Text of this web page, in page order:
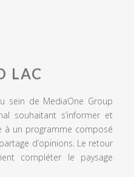
LAC
sein de MediaOne Group
souhaitant s’informer et
à un programme composé
d’opinions. Le retour
compléter le paysage